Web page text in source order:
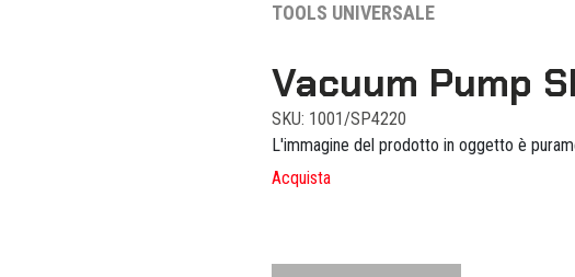
TOOLS UNIVERSALE
Vacuum Pump
SKU: 1001/SP4220
L'immagine del prodotto in oggetto è
Acquista